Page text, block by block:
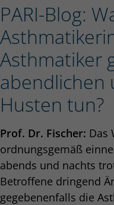
PARI-Blog:
Asthmatiker
abendlichen
Husten tun?
Prof. Dr. Fischer: Das
ordnungsgemäß
abends und nachts
Betroffene dringend
gegebenenfalls die